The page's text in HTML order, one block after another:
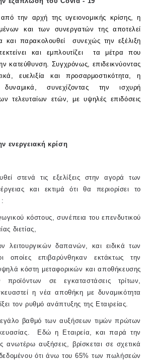
την αρχή της υγειονομικής κρίσης, η
και των συνεργατών της αποτελεί
και παρακολουθεί συνεχώς την εξέλιξη
και εμπλουτίζει τα μέτρα που
κατεύθυνση. Συγχρόνως, επιδεικνύοντας
ευελιξία και προσαρμοστικότητα, η
δυναμικά, συνεχίζοντας την ισχυρή
τελευταίων ετών, με υψηλές επιδόσεις
ενεργειακή κρίση
στενά τις εξελίξεις στην αγορά των
και εκτιμά ότι θα περιορίσει το
:
κόστους, συνέπεια του επενδυτικού
διετίας,
λειτουργικών δαπανών, και ειδικά των
οποίες επιβαρύνθηκαν εκτάκτως την
κόστη μεταφορικών και αποθήκευσης
σε εγκαταστάσεις τρίτων,
η νέα αποθήκη με δυναμικότητα
τον ρυθμό ανάπτυξης της Εταιρείας.
βαθμό των αυξήσεων τιμών πρώτων
Εδώ η Εταιρεία, και παρά την
αυξήσεις, βρίσκεται σε σχετικά
ότι άνω του 65% των πωλήσεών